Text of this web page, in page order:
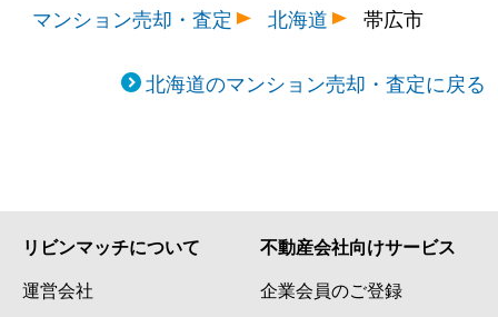
マンション売却・査定
北海道 帯広市
北海道のマンション売却・査定に戻る
リビンマッチについて
運営会社
不動産会社向けサービス
企業会員のご登録